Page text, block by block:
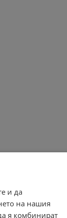
и да
на нашия
я комбинират